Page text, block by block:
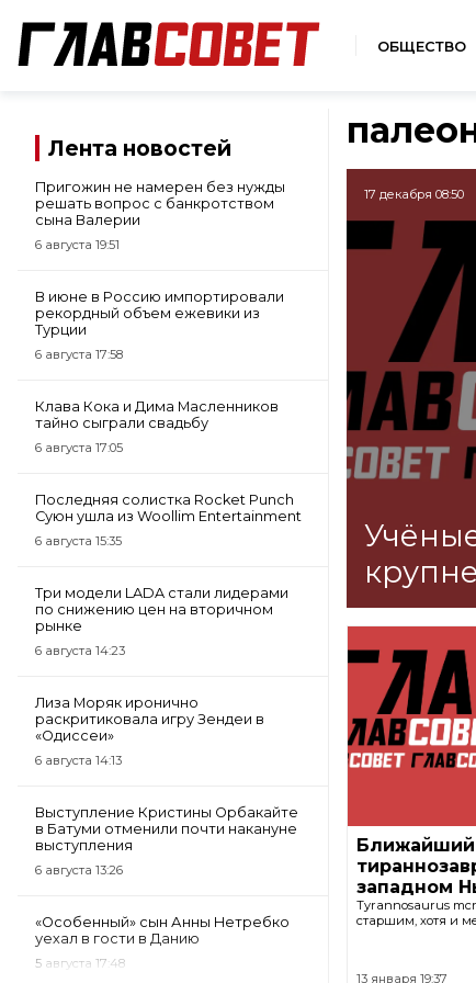
ОБЩЕСТВО
Лента новостей
Пригожин не намерен без нужды
решать вопрос с банкротством
сына Валерии
6 августа 19:51
В июне в Россию импортировали
рекордный объем ежевики из
Турции
6 августа 17:58
Клава Кока и Дима Масленников
тайно сыграли свадьбу
6 августа 17:05
Последняя солистка Rocket Punch
Суюн ушла из Woollim Entertainment
6 августа 15:35
Три модели LADA стали лидерами
по снижению цен на вторичном
рынке
6 августа 14:23
Лиза Моряк иронично
раскритиковала игру Зендеи в
«Одиссеи»
6 августа 14:13
Выступление Кристины Орбакайте
в Батуми отменили почти накануне
выступления
6 августа 13:26
«Особенный» сын Анны Нетребко
уехал в гости в Данию
5 августа 17:48
17 декабря 08:50
Ближайший
западном
Tyrannosaurus
старшим, хотя и
13 января 19:37